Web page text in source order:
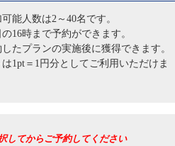
能人数は2～40名です。
16時まで予約ができます。
たプランの実施後に獲得できます。
1pt＝1円分としてご利用いただけま
してからご予約してください